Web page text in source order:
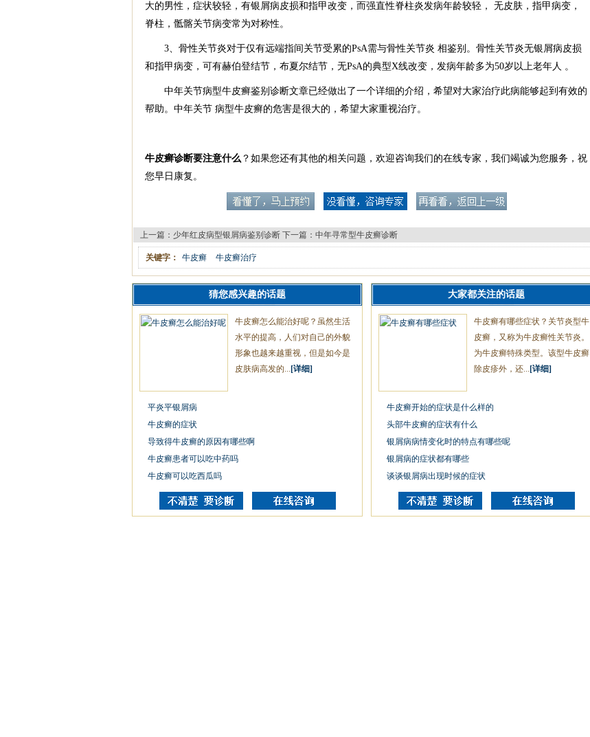
大的男性，症状较轻，有银屑病皮损和指甲改变，而强直性脊柱炎发病年龄较轻， 无皮肤，指甲病变，
脊柱，骶髂关节病变常为对称性。
3、骨性关节炎对于仅有远端指间关节受累的PsA需与骨性关节炎 相鉴别。骨性关节炎无银屑病皮损
和指甲病变，可有赫伯登结节，布夏尔结节，无PsA的典型X线改变，发病年龄多为50岁以上老年人 。
中年关节病型牛皮癣鉴别诊断文章已经做出了一个详细的介绍，希望对大家治疗此病能够起到有效的
帮助。中年关节 病型牛皮癣的危害是很大的，希望大家重视治疗。
牛皮癣诊断要注意什么 ？如果您还有其他的相关问题，欢迎咨询我们的在线专家，我们竭诚为您服务，祝
您早日康复。
上一篇： 少年红皮病型银屑病鉴别诊断 下一篇： 中年寻常型牛皮癣诊断
关键字： 牛皮癣 牛皮癣治疗
猜您感兴趣的话题
牛皮癣怎么能治好呢？虽然生活
水平的提高，人们对自己的外貌
形象也越来越重视，但是如今是
皮肤病高发的... [详细]
平炎平银屑病
牛皮癣的症状
导致得牛皮癣的原因有哪些啊
牛皮癣患者可以吃中药吗
牛皮癣可以吃西瓜吗
大家都关注的话题
牛皮癣有哪些症状？关节炎型牛
皮癣，又称为牛皮癣性关节炎。
为牛皮癣特殊类型。该型牛皮癣
除皮疹外，还... [详细]
牛皮癣开始的症状是什么样的
头部牛皮癣的症状有什么
银屑病病情变化时的特点有哪些呢
银屑病的症状都有哪些
谈谈银屑病出现时候的症状